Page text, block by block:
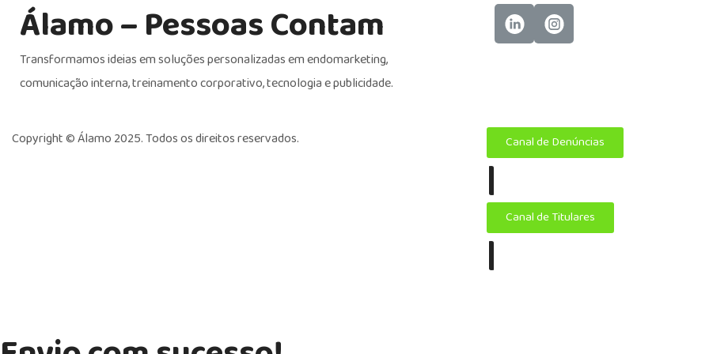
Álamo – Pessoas Contam
Transformamos ideias em soluções personalizadas em endomarketing,
comunicação interna, treinamento corporativo, tecnologia e publicidade.
Copyright ©Álamo 2025. Todos os direitos reservados. Canal de Denúncias
|
Canal de Titulares
|